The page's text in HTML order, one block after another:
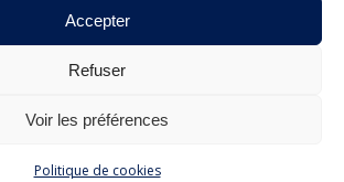
Accepter
Refuser
Voir les préférences
Politique de cookies
Nos actualités
Contact
réalisation : Studio LACDC